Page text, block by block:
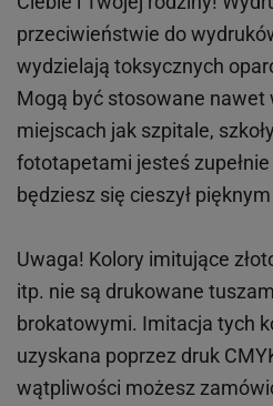
przeciwieństwie do
wydzielają toksycznych
Mogą być stosowane
miejscach jak szpitale,
fototapetami jesteś
będziesz się cieszył
Uwaga! Kolory imitujące
itp. nie są drukowane
brokatowymi. Imitacja tych
uzyskana poprzez druk
wątpliwości możesz